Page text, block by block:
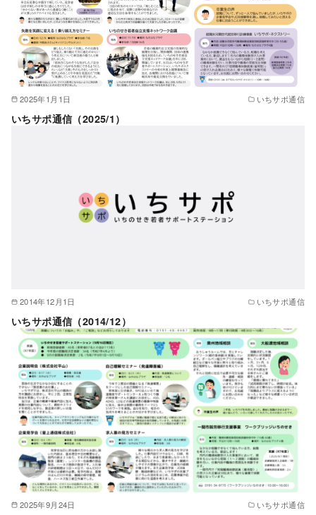
2025年1月1日 いちサポ通信
いちサポ通信（2025/1）
2014年12月1日 いちサポ通信
いちサポ通信（2014/12）
2025年9月24日 いちサポ通信